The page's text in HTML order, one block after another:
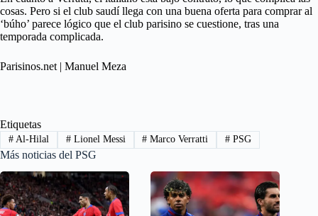
cosas. Pero si el club saudí llega con una buena oferta para comprar al
‘búho’ parece lógico que el club parisino se cuestione, tras una
temporada complicada.
Parisinos.net | Manuel Meza
Etiquetas
#Al-Hilal #Lionel Messi # Marco Verratti # PSG
Más noticias del PSG